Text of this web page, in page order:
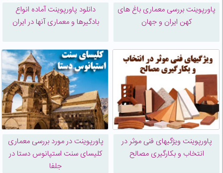
پاورپوینت بررسی معماری باغ های
کهن ایران و جهان
دانلود پاورپوینت آماده انواع
بادگیرها و معماری آنها در ایران
پاورپوینت ویژگیهای فنی موثر در
انتخاب و بکارگیری مصالح
پاورپوینت در مورد بررسی معماری
کلیسای سنت استپانوس دستا در
جلفا